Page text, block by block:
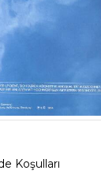
Koşulları